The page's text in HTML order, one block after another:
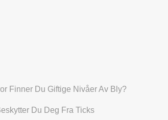
Finner Du Giftige Nivåer Av Bly?
Du Deg Fra Ticks